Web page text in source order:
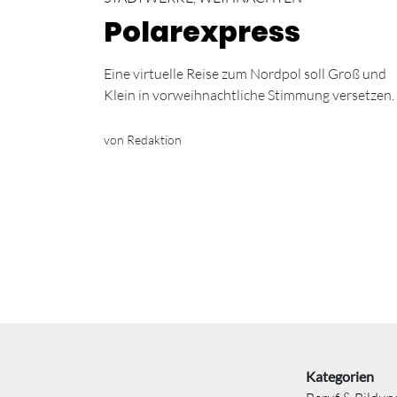
Polarexpress
Eine virtuelle Reise zum Nordpol soll Groß und
Klein in vorweihnachtliche Stimmung versetzen.
von Redaktion
Kategorien